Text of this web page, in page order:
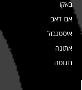
באקו
אבו דאבי
איסטנבול
אתונה
בוגוטה